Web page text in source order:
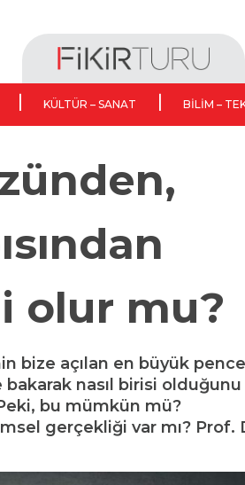
KÜLTÜR – SANAT BILIM –
olur mu?
bize açılan en büyük
bakarak nasıl birisi olduğunu
bu mümkün mü?
gerçekliği var mı? Prof.